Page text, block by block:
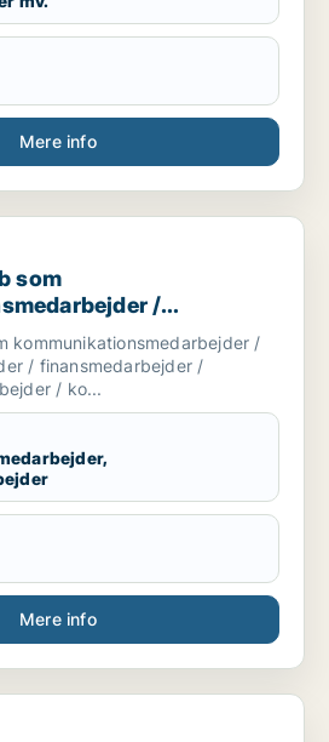
Mere info
kommunikationsmedarbejder /
som
/
/
/ administrativ
kommunikationsmedarbejder /
/ finansmedarbejder /
/ ko...
Mere info
/ pædagogmedhjælper